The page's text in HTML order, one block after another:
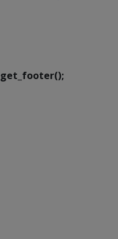
get_footer();